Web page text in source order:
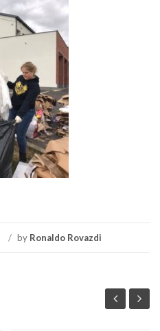
/ by Ronaldo Rovazdi